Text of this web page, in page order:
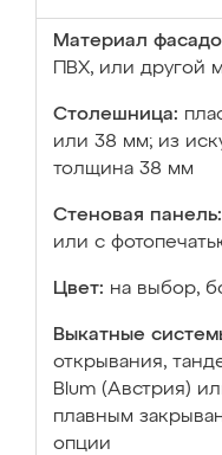
Материал
ПВХ, или другой
Столешница:
или 38 мм; из
толщина 38 мм
Стеновая панель:
или с
Цвет: на выбор,
Выкатные
открывания,
Blum (Австрия)
плавным
опции